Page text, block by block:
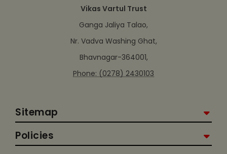
Vikas Vartul Trust
Ganga Jaliya Talao,
Nr. Vadva Washing Ghat,
Bhavnagar-364001,
Phone: (0278) 2430103
Sitemap
Policies